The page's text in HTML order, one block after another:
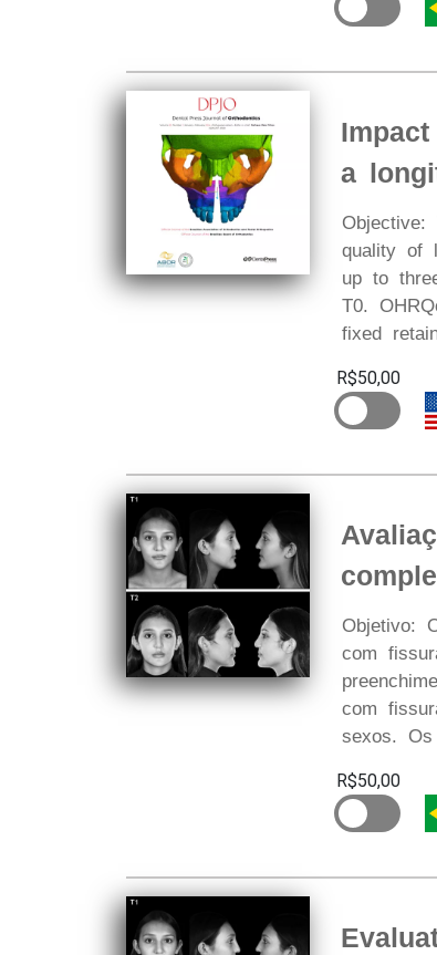
a
quality of
up to
T0.
fixed
R$50,00
Objetivo:
com
com
sexos. Os
R$50,00